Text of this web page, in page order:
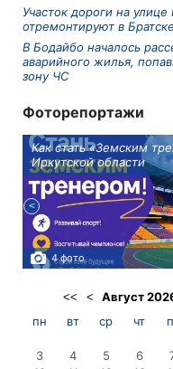
Участок дороги на улице
отремонтируют в Братске
В Бодайбо началось
аварийного жилья,
зону ЧС
Фоторепортажи
Как стать «Земским
Иркутской области
4 фото
<< < Август
пн вт ср чт
3
4 5 6